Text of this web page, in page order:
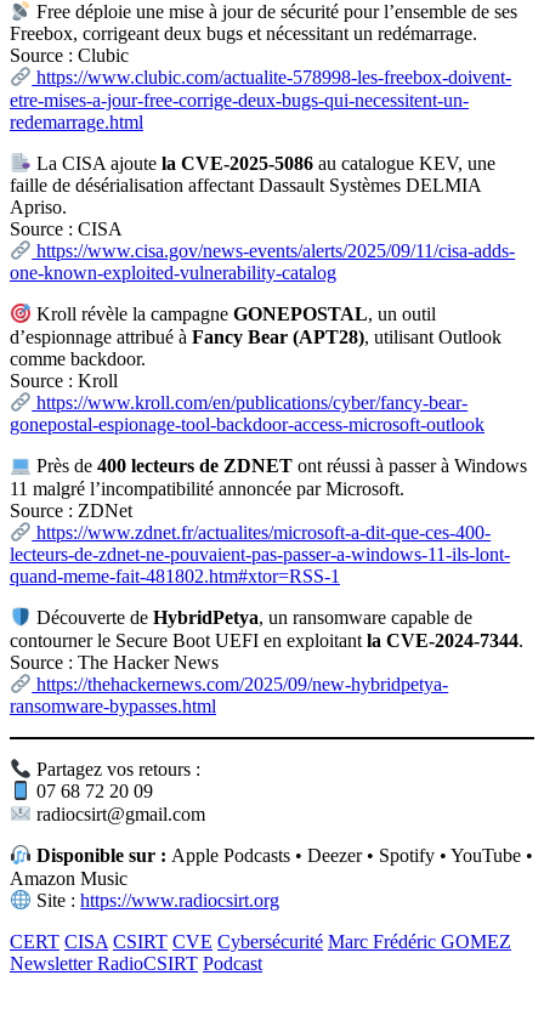
Free déploie une mise à jour de sécurité pour l’ensemble de ses
Freebox, corrigeant deux bugs et nécessitant un redémarrage.
Source : Clubic
https://www.clubic.com/actualite-578998-les-freebox-doivent-
etre-mises-a-jour-free-corrige-deux-bugs-qui-necessitent-un-
redemarrage.html
La CISA ajoutela CVE-2025-5086 au catalogue KEV, une
faille de désérialisation affectant Dassault Systèmes DELMIA
Apriso.
Source : CISA
https://www.cisa.gov/news-events/alerts/2025/09/11/cisa-adds-
one-known-exploited-vulnerability-catalog
Kroll révèle la campagneGONEPOSTAL, un outil
d’espionnage attribué à Fancy Bear (APT28), utilisant Outlook
comme backdoor.
Source : Kroll
https://www.kroll.com/en/publications/cyber/fancy-bear-
gonepostal-espionage-tool-backdoor-access-microsoft-outlook
Près de400 lecteurs de ZDNET ont réussi à passer à Windows
11 malgré l’incompatibilité annoncée par Microsoft.
Source : ZDNet
https://www.zdnet.fr/actualites/microsoft-a-dit-que-ces-400-
lecteurs-de-zdnet-ne-pouvaient-pas-passer-a-windows-11-ils-lont-
quand-meme-fait-481802.htm#xtor=RSS-1
Découverte deHybridPetya, un ransomware capable de
contourner le Secure Boot UEFI en exploitant la CVE-2024-7344.
Source : The Hacker News
https://thehackernews.com/2025/09/new-hybridpetya-
ransomware-bypasses.html
Partagez vos retours :
07 68 72 20 09
radiocsirt@gmail.com
Disponible sur :Apple Podcasts • Deezer • Spotify • YouTube •
Amazon Music
Site :https://www.radiocsirt.org
CERT CISA CSIRT CVE Cybersécurité Marc Frédéric GOMEZ
Newsletter RadioCSIRT Podcast